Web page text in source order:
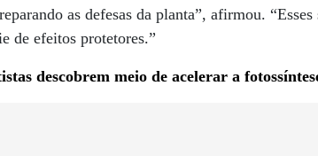
as defesas da planta”, afirmou.
de efeitos protetores.”
descobrem meio de acelerar a